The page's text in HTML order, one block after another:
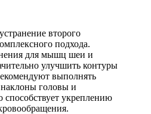
второго
подхода.
для мышц шеи и
улучшить контуры
выполнять
головы и
способствует укреплению